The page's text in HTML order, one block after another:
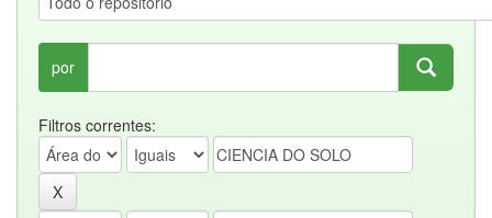
por
Filtros correntes: